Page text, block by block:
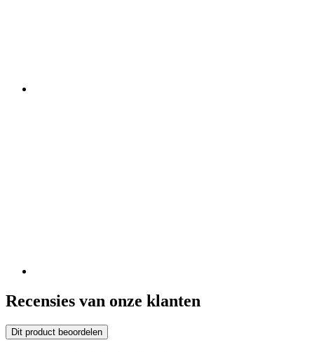
Recensies van onze klanten
Dit product beoordelen